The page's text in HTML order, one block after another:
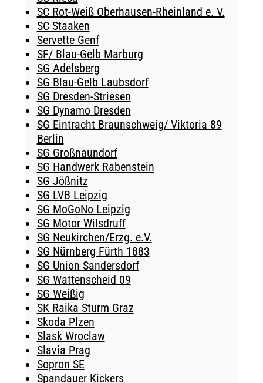
SC Rot-Weiß Oberhausen-Rheinland e. V.
SC Staaken
Servette Genf
SF/ Blau-Gelb Marburg
SG Adelsberg
SG Blau-Gelb Laubsdorf
SG Dresden-Striesen
SG Dynamo Dresden
SG Eintracht Braunschweig/ Viktoria 89
Berlin
SG Großnaundorf
SG Handwerk Rabenstein
SG Jößnitz
SG LVB Leipzig
SG MoGoNo Leipzig
SG Motor Wilsdruff
SG Neukirchen/Erzg. e.V.
SG Nürnberg Fürth 1883
SG Union Sandersdorf
SG Wattenscheid 09
SG Weißig
SK Raika Sturm Graz
Skoda Plzen
Slask Wroclaw
Slavia Prag
Sopron SE
Spandauer Kickers